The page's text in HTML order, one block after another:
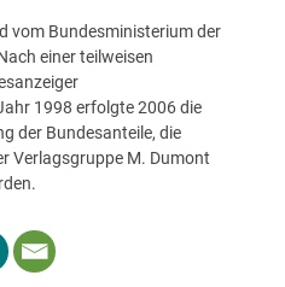
vom Bundesministerium der
einer teilweisen
1998 erfolgte 2006 die
der Bundesanteile, die
Verlagsgruppe M. Dumont